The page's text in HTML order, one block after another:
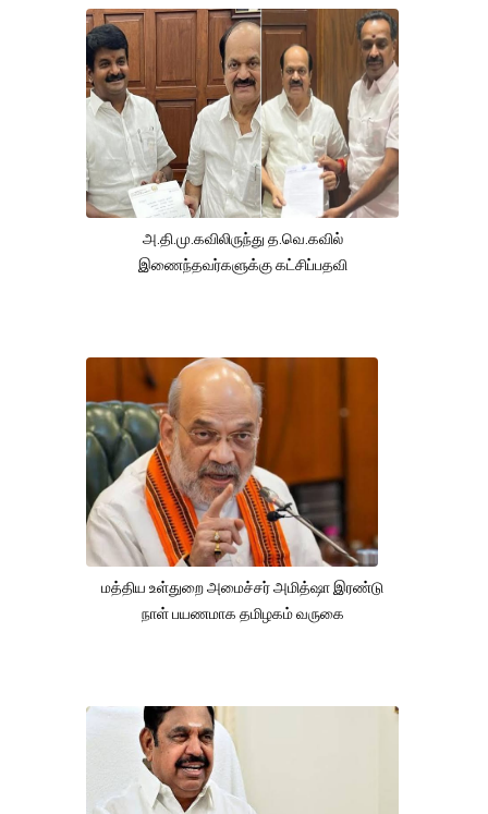
அ.தி.மு.கவிலிருந்து த.வெ.கவில்
இணைந்தவர்களுக்கு கட்சிப்பதவி
மத்திய உள்துறை அமைச்சர் அமித்ஷா இரண்டு
நாள் பயணமாக தமிழகம் வருகை